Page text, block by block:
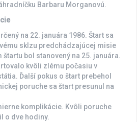
Barbaru Morganovú.
na 22. januára 1986. Štart sa
sklzu predchádzajúcej misie
štartu bol stanovený na 25. januára.
kvôli zlému počasiu v
Ďalší pokus o štart prebehol
poruche sa štart presunul na
komplikácie. Kvôli poruche
o dve hodiny.